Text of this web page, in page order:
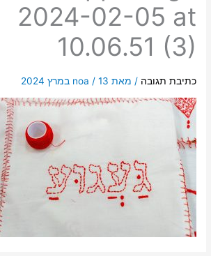
2024-02-05 at
10.06.51 (3)
כתיבת תגובה / מאת noa / 13 במרץ 2024